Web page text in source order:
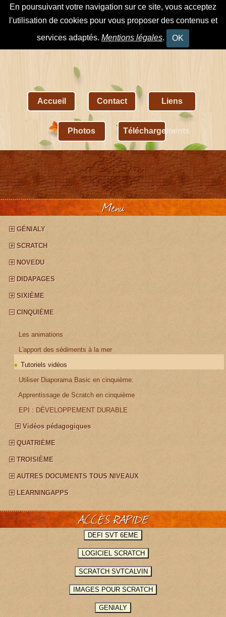
En poursuivant votre navigation sur ce site, vous acceptez
l'utilisation de cookies pour vous proposer des contenus et
services adaptés. Mentions légales. OK
Accueil Contact Liens
Photos Téléchargements
Menu
GÉNIALY
SCRATCH
NOVEDU
DIDAPAGES
SIXIÈME
CINQUIÈME
¤ Les animations
¤ L'apport des sédiments à la mer
Tutoriels vidéos
Utiliser Diaporama Basic en cinquième.
Apprentissage de Scratch en cinquième
¤EPI : DÉVELOPPEMENT DURABLE
Vidéos pédagogiques
QUATRIÈME
TROISIÈME
AUTRES DOCUMENTS TOUS NIVEAUX
LEARNINGAPPS
ACCÈS RAPIDE